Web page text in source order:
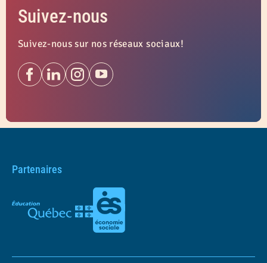
Suivez-nous
Suivez-nous sur nos réseaux sociaux!
Partenaires